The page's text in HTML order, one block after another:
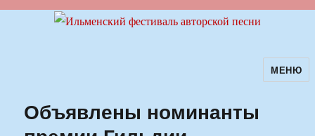
Ильменский фестиваль авторской
песни
МЕНЮ
Объявлены номинанты